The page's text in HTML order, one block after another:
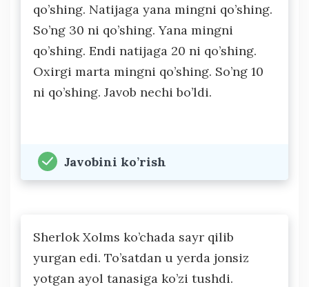
qo’shing. Natijaga yana mingni qo’shing.
So’ng 30 ni qo’shing. Yana mingni
qo’shing. Endi natijaga 20 ni qo’shing.
Oxirgi marta mingni qo’shing. So’ng 10
ni qo’shing. Javob nechi bo’ldi.
Javobini ko’rish
Sherlok Xolms ko’chada sayr qilib
yurgan edi. To’satdan u yerda jonsiz
yotgan ayol tanasiga ko’zi tushdi.